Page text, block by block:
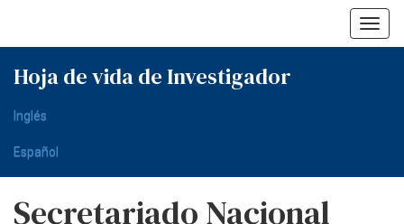
Hoja de vida de Investigador
Inglés
Español
Secretariado Nacional